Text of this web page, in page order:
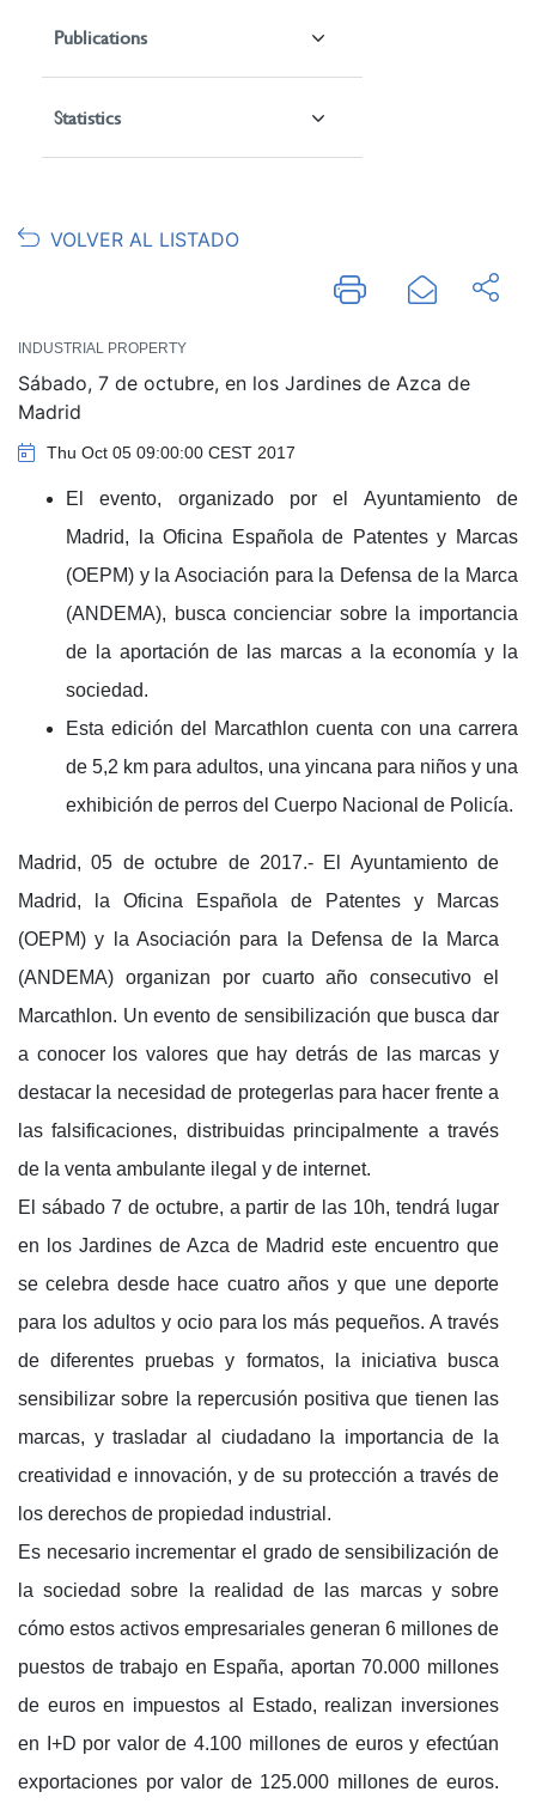
Publications
Statistics
VOLVER AL LISTADO
INDUSTRIAL PROPERTY
Sábado, 7 de octubre, en los Jardines de Azca de
Madrid
Thu Oct 05 09:00:00 CEST 2017
El evento, organizado por el Ayuntamiento de
Madrid, la Oficina Española de Patentes y Marcas
(OEPM) y la Asociación para la Defensa de la Marca
(ANDEMA), busca concienciar sobre la importancia
de la aportación de las marcas a la economía y la
sociedad.
Esta edición del Marcathlon cuenta con una carrera
de 5,2 km para adultos, una yincana para niños y una
exhibición de perros del Cuerpo Nacional de Policía.
Madrid, 05 de octubre de 2017.- El Ayuntamiento de
Madrid, la Oficina Española de Patentes y Marcas
(OEPM) y la Asociación para la Defensa de la Marca
(ANDEMA) organizan por cuarto año consecutivo el
Marcathlon. Un evento de sensibilización que busca dar
a conocer los valores que hay detrás de las marcas y
destacar la necesidad de protegerlas para hacer frente a
las falsificaciones, distribuidas principalmente a través
de la venta ambulante ilegal y de internet.
El sábado 7 de octubre, a partir de las 10h, tendrá lugar
en los Jardines de Azca de Madrid este encuentro que
se celebra desde hace cuatro años y que une deporte
para los adultos y ocio para los más pequeños. A través
de diferentes pruebas y formatos, la iniciativa busca
sensibilizar sobre la repercusión positiva que tienen las
marcas, y trasladar al ciudadano la importancia de la
creatividad e innovación, y de su protección a través de
los derechos de propiedad industrial.
Es necesario incrementar el grado de sensibilización de
la sociedad sobre la realidad de las marcas y sobre
cómo estos activos empresariales generan 6 millones de
puestos de trabajo en España, aportan 70.000 millones
de euros en impuestos al Estado, realizan inversiones
en I+D por valor de 4.100 millones de euros y efectúan
exportaciones por valor de 125.000 millones de euros.